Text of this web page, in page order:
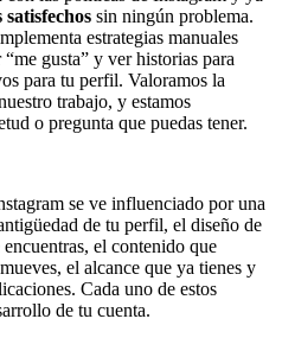
satisfechos sin ningún problema.
estrategias manuales
gusta” y ver historias para
para tu perfil. Valoramos la
trabajo, y estamos
o pregunta que puedas tener.
se ve influenciado por una
de tu perfil, el diseño de
el contenido que
el alcance que ya tienes y
Cada uno de estos
de tu cuenta.